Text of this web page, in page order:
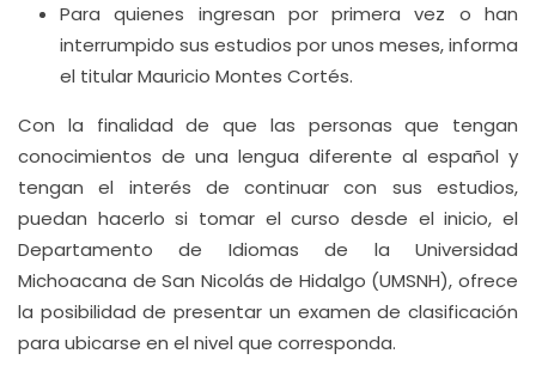
Para quienes ingresan por primera vez o han
interrumpido sus estudios por unos meses, informa
el titular Mauricio Montes Cortés.
Con la finalidad de que las personas que tengan
conocimientos de una lengua diferente al español y
tengan el interés de continuar con sus estudios,
puedan hacerlo si tomar el curso desde el inicio, el
Departamento de Idiomas de la Universidad
Michoacana de San Nicolás de Hidalgo (UMSNH), ofrece
la posibilidad de presentar un examen de clasificación
para ubicarse en el nivel que corresponda.